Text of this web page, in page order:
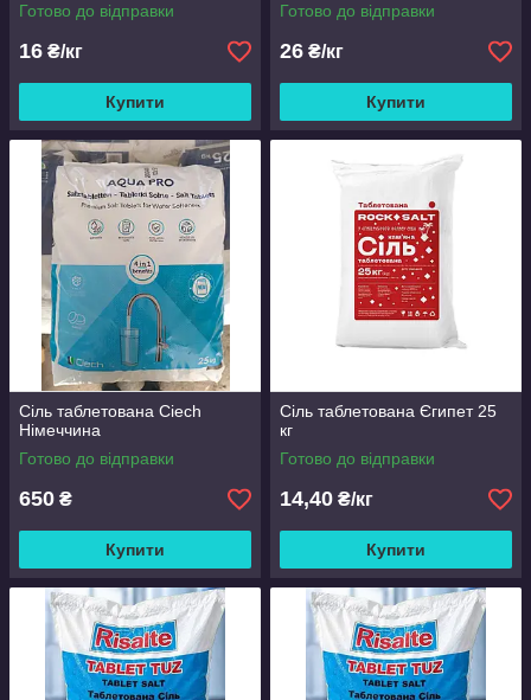
Готово до відправки
16 ₴/кг
Купити
Готово до відправки
26 ₴/кг
Купити
Сіль таблетована Ciech
Німеччина
Готово до відправки
650 ₴
Купити
Сіль таблетована Єгипет 25
кг
Готово до відправки
14,40 ₴/кг
Купити